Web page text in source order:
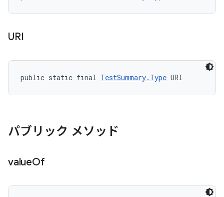
URI
public static final TestSummary.Type URI
パブリック メソッド
valueOf